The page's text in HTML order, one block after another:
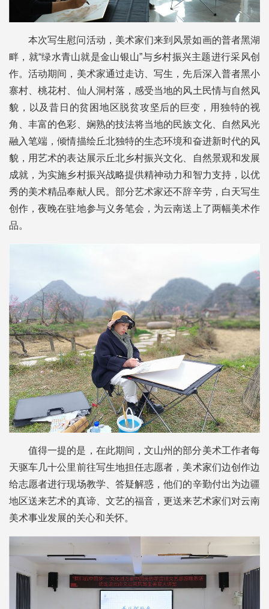
本次写生慰问活动，美术家们来到风景如画的普者黑湖
畔，就“绿水青山就是金山银山”与乡村振兴主题进行采风创
作。活动期间，美术家通过走访、写生，先后深入普者黑小
寨村、桃花村、仙人洞村落，感受当地的风土民情与自然风
貌，以及昔日的贫困地区脱贫攻坚后的巨变，用独特的视
角、丰富的色彩、娴熟的技法将当地的民族文化、自然风光
融入笔端，倾情描绘丘北独特的生态环境和奋进新时代的风
貌，用艺术的表达展示丘北乡村振兴文化、自然景观和发展
成就，为实施乡村振兴战略提供精神动力和智力支持，以优
秀的美术精品奉献人民。部分艺术家还不辞辛劳，白天写生
创作，夜晚在驻地参与义务笔会，为云南送上了两幅美术作
品。
值得一提的是，在此期间，文山州的部分美术工作者每
天驱车几十公里前往写生地担任志愿者，美术家们边创作边
给志愿者进行现场教学、答疑解惑，他们的辛勤付出为边疆
地区送来艺术的真谛、文艺的福音，更送来艺术家们对云南
美术事业发展的关心和关怀。